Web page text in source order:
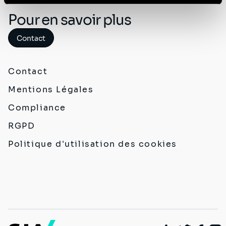
personnel.
Pour en savoir plus
Contact
Contact
Mentions Légales
Compliance
RGPD
Politique d'utilisation des cookies